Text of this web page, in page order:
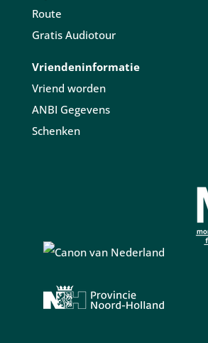
Route
Gratis Audiotour
Vriendeninformatie
Vriend worden
ANBI Gegevens
Schenken